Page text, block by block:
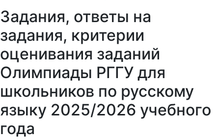
Задания, ответы на
задания, критерии
оценивания заданий
Олимпиады РГГУ для
школьников по русскому
языку 2025/2026 учебного
года